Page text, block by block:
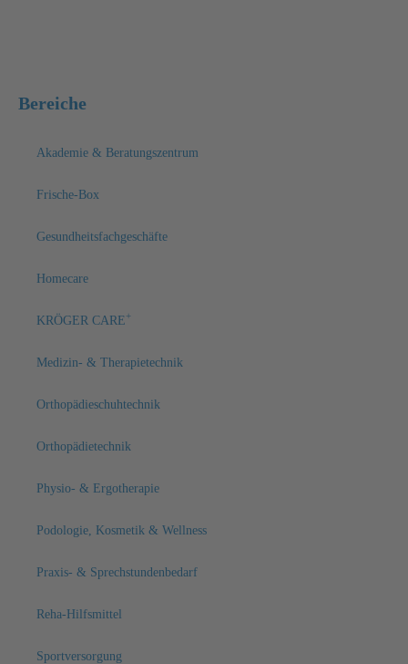
Bereiche
Akademie & Beratungszentrum
Frische-Box
Gesundheitsfachgeschäfte
Homecare
KRÖGER CARE+
Medizin- & Therapietechnik
Orthopädieschuhtechnik
Orthopädietechnik
Physio- & Ergotherapie
Podologie, Kosmetik & Wellness
Praxis- & Sprechstundenbedarf
Reha-Hilfsmittel
Sportversorgung